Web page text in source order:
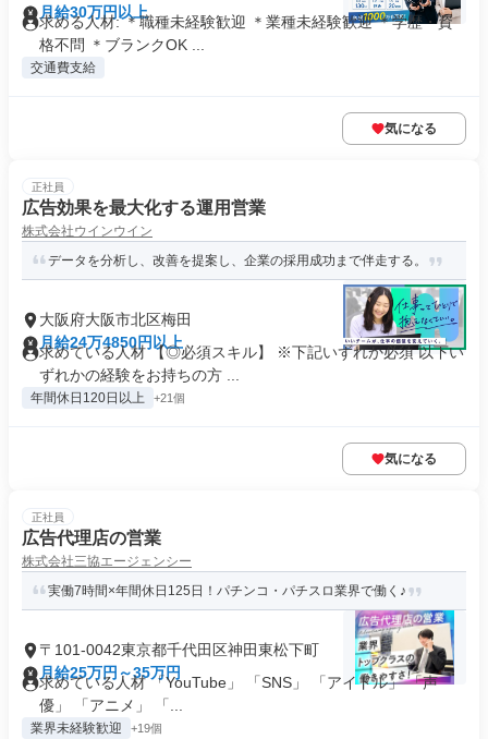
月給30万円以上
求める人材: ＊職種未経験歓迎 ＊業種未経験歓迎 ＊学歴・資
格不問 ＊ブランクOK ...
交通費支給
気になる
正社員
広告効果を最大化する運用営業
株式会社ウインウイン
データを分析し、改善を提案し、企業の採用成功まで伴走する。
大阪府大阪市北区梅田
月給24万4850円以上
求めている人材 【◎必須スキル】 ※下記いずれか必須 以下い
ずれかの経験をお持ちの方 ...
年間休日120日以上 +21個
気になる
正社員
広告代理店の営業
株式会社三協エージェンシー
実働7時間×年間休日125日！パチンコ・パチスロ業界で働く♪
〒101-0042東京都千代田区神田東松下町
月給25万円～35万円
求めている人材 「YouTube」 「SNS」 「アイドル」 「声
優」 「アニメ」 「...
業界未経験歓迎 +19個